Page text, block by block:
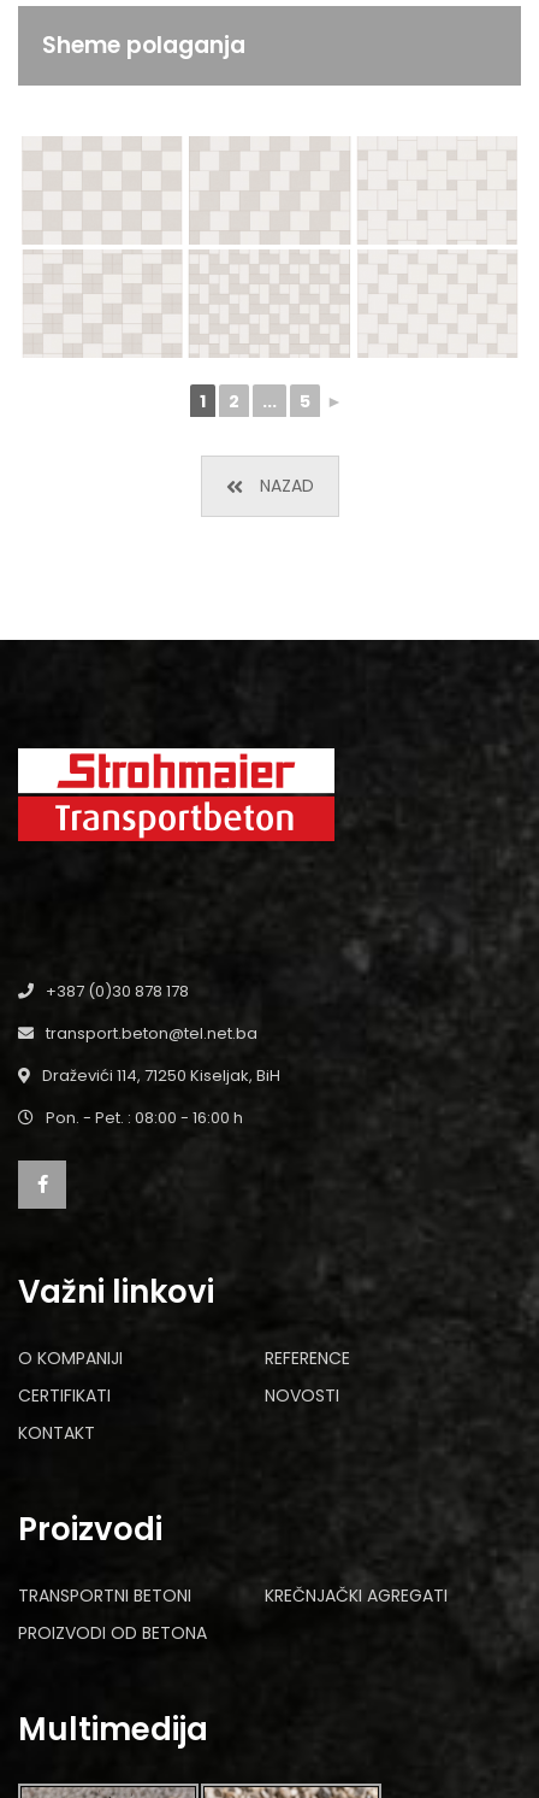
Sheme polaganja
1 2 ... 5 ►
NAZAD
+387 (0)30 878 178
transport.beton@tel.net.ba
Draževići 114, 71250 Kiseljak, BiH
Pon. - Pet. : 08:00 - 16:00 h
Važni linkovi
O KOMPANIJI
REFERENCE
CERTIFIKATI
NOVOSTI
KONTAKT
Proizvodi
TRANSPORTNI BETONI
KREČNJAČKI AGREGATI
PROIZVODI OD BETONA
Multimedija